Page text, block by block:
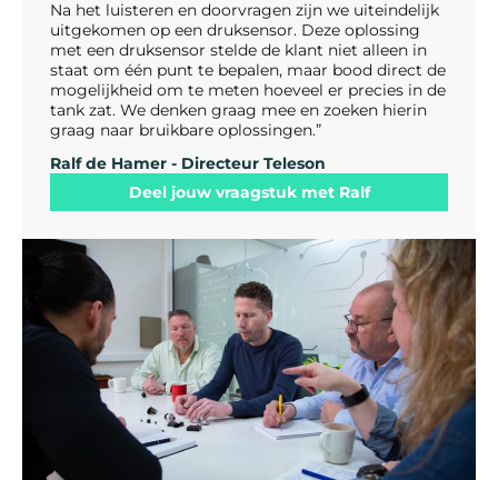
Na het luisteren en doorvragen zijn we uiteindelijk
uitgekomen op een druksensor. Deze oplossing
met een druksensor stelde de klant niet alleen in
staat om één punt te bepalen, maar bood direct de
mogelijkheid om te meten hoeveel er precies in de
tank zat. We denken graag mee en zoeken hierin
graag naar bruikbare oplossingen.”
Ralf de Hamer - Directeur Teleson
Deel jouw vraagstuk met Ralf